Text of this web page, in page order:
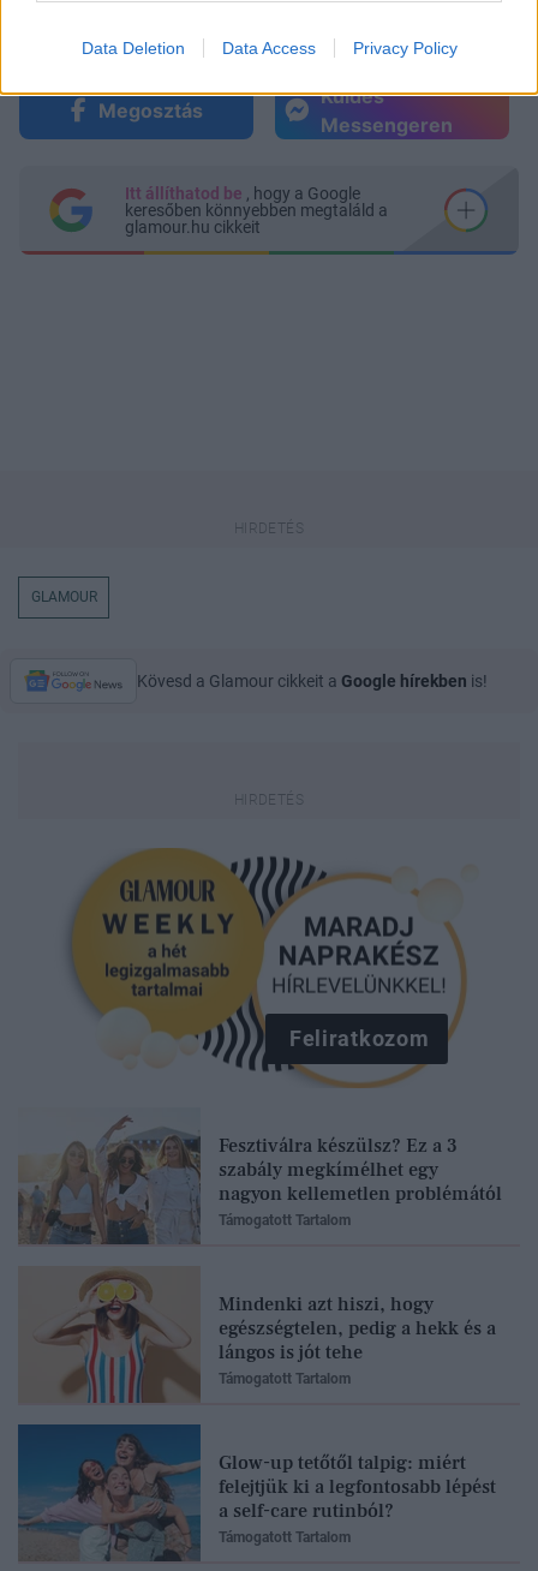
Data Deletion Data Access Privacy Policy
Megosztás
Küldés
Messengeren
Itt állíthatod be , hogy a Google
keresőben könnyebben megtaláld a
glamour.hu cikkeit
GLAMOUR
Kövesd a Glamour cikkeit a Google hírekben is!
Feliratkozom
Fesztiválra készülsz? Ez a 3
szabály megkímélhet egy
nagyon kellemetlen problémától
Támogatott Tartalom
Mindenki azt hiszi, hogy
egészségtelen, pedig a hekk és a
lángos is jót tehe
Támogatott Tartalom
Glow-up tetőtől talpig: miért
felejtjük ki a legfontosabb lépést
a self-care rutinból?
Támogatott Tartalom